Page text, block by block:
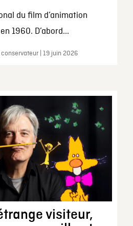
du film d’animation
1960. D’abord...
| 19 juin 2026
visiteur,